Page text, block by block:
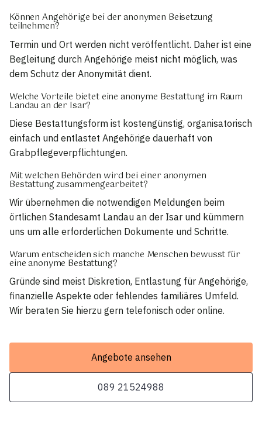
Können Angehörige bei der anonymen Beisetzung
teilnehmen?
Termin und Ort werden nicht veröffentlicht. Daher ist eine
Begleitung durch Angehörige meist nicht möglich, was
dem Schutz der Anonymität dient.
Welche Vorteile bietet eine anonyme Bestattung im Raum
Landau an der Isar?
Diese Bestattungsform ist kostengünstig, organisatorisch
einfach und entlastet Angehörige dauerhaft von
Grabpflegeverpflichtungen.
Mit welchen Behörden wird bei einer anonymen
Bestattung zusammengearbeitet?
Wir übernehmen die notwendigen Meldungen beim
örtlichen Standesamt Landau an der Isar und kümmern
uns um alle erforderlichen Dokumente und Schritte.
Warum entscheiden sich manche Menschen bewusst für
eine anonyme Bestattung?
Gründe sind meist Diskretion, Entlastung für Angehörige,
finanzielle Aspekte oder fehlendes familiäres Umfeld.
Wir beraten Sie hierzu gern telefonisch oder online.
Angebote ansehen
089 21524988